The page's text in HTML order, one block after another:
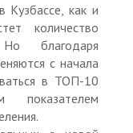
Кузбассе, как и
количество
Но благодаря
с начала
в ТОП-10